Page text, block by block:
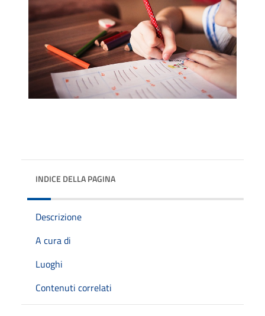
INDICE DELLA PAGINA
Descrizione
A cura di
Luoghi
Contenuti correlati